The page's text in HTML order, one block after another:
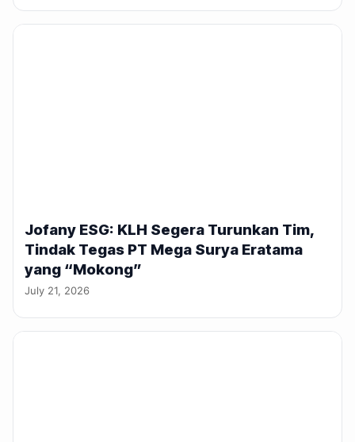
Jofany ESG: KLH Segera Turunkan Tim,
Tindak Tegas PT Mega Surya Eratama
yang “Mokong”
July 21, 2026